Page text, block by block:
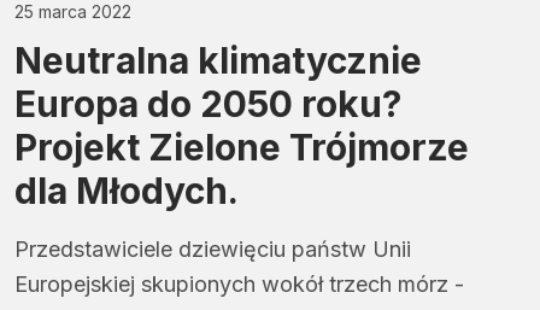
25 marca 2022
Neutralna klimatycznie
Europa do 2050 roku?
Projekt Zielone Trójmorze
dla Młodych.
Przedstawiciele dziewięciu państw Unii
Europejskiej skupionych wokół trzech mórz -